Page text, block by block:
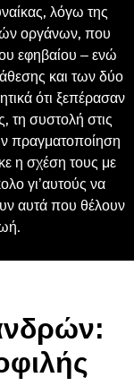
λόγω της
οργάνων, που
εφηβαίου – ενώ
και των δύο
ότι ξεπέρασαν
τη συστολή στις
πραγματοποίηση
η σχέση τους με
γι’αυτούς να
αυτά που θέλουν